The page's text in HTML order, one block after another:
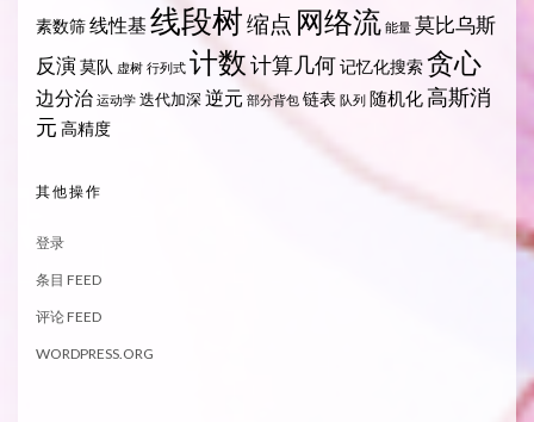
素数筛线性基 线段树缩点 网络流 能量 莫比乌斯
反演莫队 虚树 行列式 计数计算几何记忆化搜索贪心
边分治 运动学 迭代加深 逆元 部分背包 链表 队列 随机化高斯消
元 高精度
其他操作
登录
条目 FEED
评论 FEED
WORDPRESS.ORG